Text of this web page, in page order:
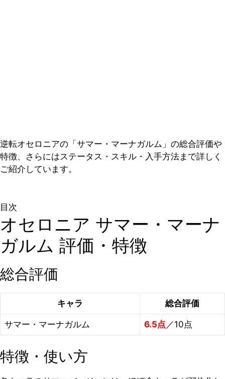
逆転オセロニアの「サマー・マーナガルム」の総合評価や
特徴、さらにはステータス・スキル・入手方法まで詳しく
ご紹介しています。
目次
オセロニア サマー・マーナ
ガルム 評価・特徴
総合評価
キャラ 総合評価
サマー・マーナガルム 6.5点 ／10点
特徴・使い方